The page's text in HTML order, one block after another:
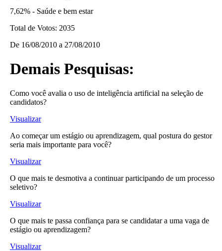
7,62% - Saúde e bem estar
Total de Votos: 2035
De 16/08/2010 a 27/08/2010
Demais Pesquisas:
Como você avalia o uso de inteligência artificial na seleção de
candidatos?
Visualizar
Ao começar um estágio ou aprendizagem, qual postura do gestor
seria mais importante para você?
Visualizar
O que mais te desmotiva a continuar participando de um processo
seletivo?
Visualizar
O que mais te passa confiança para se candidatar a uma vaga de
estágio ou aprendizagem?
Visualizar